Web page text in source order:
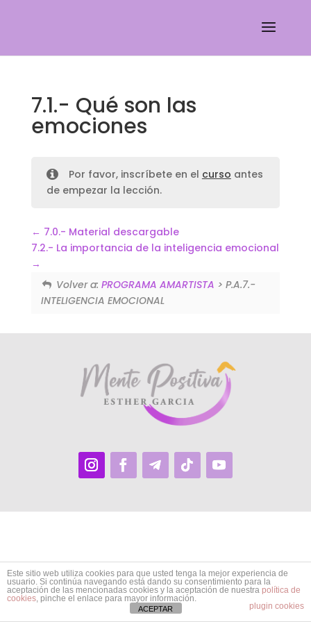
7.1.- Qué son las
emociones
Por favor, inscríbete en el curso antes
de empezar la lección.
7.0.- Material descargable
7.2.- La importancia de la inteligencia emocional
Volver a:PROGRAMA AMARTISTA > P.A.7.-
INTELIGENCIA EMOCIONAL
Este sitio web utiliza cookies para que usted tenga la mejor experiencia de
usuario. Si continúa navegando está dando su consentimiento para la
aceptación de las mencionadas cookies y la aceptación de nuestra política de
cookies, pinche el enlace para mayor información.
plugin cookies
ACEPTAR